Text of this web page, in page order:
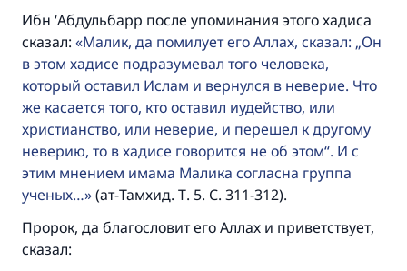
Ибн ‘Абдульбарр после упоминания этого хадиса
сказал:
Малик, да помилует его Аллах, сказал: „Он
в этом хадисе подразумевал того человека,
который оставил Ислам и вернулся в неверие. Что
же касается того, кто оставил иудейство, или
христианство, или неверие, и перешел к другому
неверию, то в хадисе говорится не об этом“. И с
этим мнением имама Малика согласна группа
ученых… (ат-Тамхид. Т. 5. С. 311-312).
Пророк, да благословит его Аллах и приветствует,
сказал: